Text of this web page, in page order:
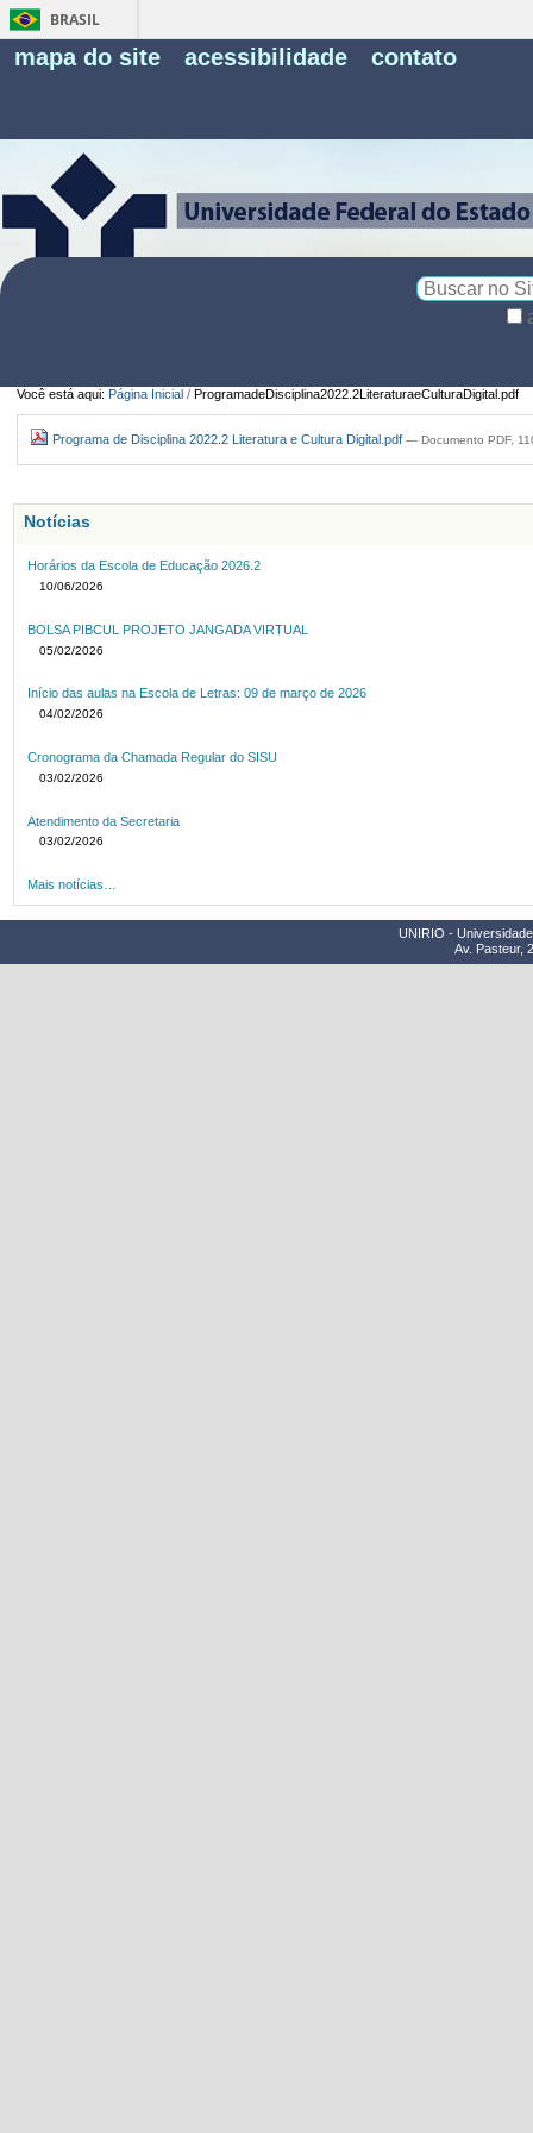
BRASIL
mapa do site acessibilidade contato
Você está aqui: Página Inicial / ProgramadeDisciplina2022.2LiteraturaeCulturaDigital.pdf
Programa de Disciplina 2022.2 Literatura e Cultura Digital.pdf — Documento PDF,
Notícias
Horários da Escola de Educação 2026.2
10/06/2026
BOLSA PIBCUL PROJETO JANGADA VIRTUAL
05/02/2026
Início das aulas na Escola de Letras: 09 de março de 2026
04/02/2026
Cronograma da Chamada Regular do SISU
03/02/2026
Atendimento da Secretaria
03/02/2026
Mais notícias…
UNIRIO -
Av. Pasteur,